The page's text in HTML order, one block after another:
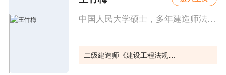
中国人民大学硕士，多年建造师法规授课经验，建设部住宅试点工程“部级科技进步个人银奖”获得者。
二级建造师《建设工程法规及相关知识》